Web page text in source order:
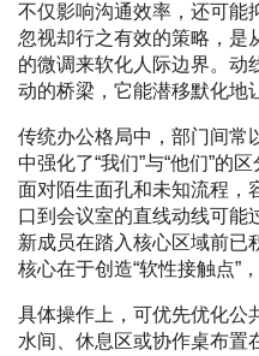
不仅影响沟通效率，还可能
忽视却行之有效的策略，是
的微调来软化人际边界。动
动的桥梁，它能潜移默化地
传统办公格局中，部门间常
中强化了“我们”与“他们”的
面对陌生面孔和未知流程，
口到会议室的直线动线可能
新成员在踏入核心区域前已
核心在于创造“软性接触点”
具体操作上，可优先优化公
水间、休息区或协作桌布置